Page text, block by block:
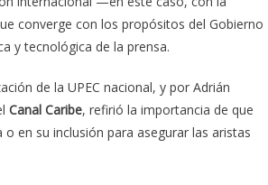
converge con los propósitos del Gobierno
y tecnológica de la prensa.
de la UPEC nacional, y por Adrián
Canal Caribe, refirió la importancia de que
en su inclusión para asegurar las aristas